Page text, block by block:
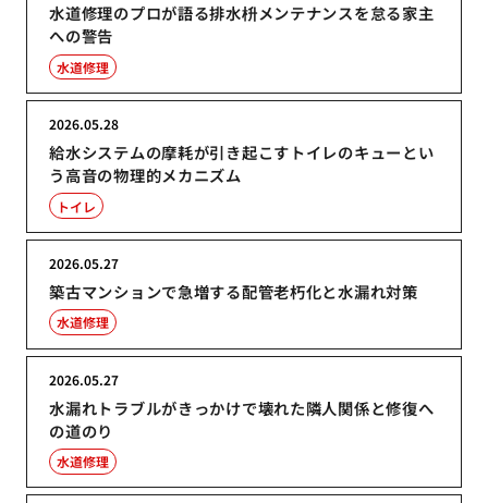
水道修理のプロが語る排水枡メンテナンスを怠る家主
への警告
水道修理
給水システムの摩耗が引き起こすトイレのキューとい
う高音の物理的メカニズム
2026.05.28
トイレ
築古マンションで急増する配管老朽化と水漏れ対策
2026.05.27
水道修理
水漏れトラブルがきっかけで壊れた隣人関係と修復へ
の道のり
2026.05.27
水道修理